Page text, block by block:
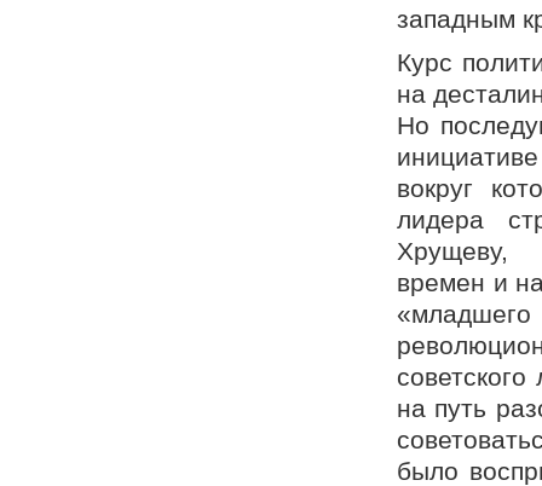
западным
Курс
на
Но
вокруг
лидера
Хрущеву,
времен и
на путь
было